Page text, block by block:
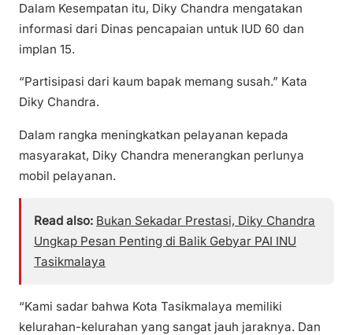
Dalam Kesempatan itu, Diky Chandra mengatakan
informasi dari Dinas pencapaian untuk IUD 60 dan
implan 15.
“Partisipasi dari kaum bapak memang susah.” Kata
Diky Chandra.
Dalam rangka meningkatkan pelayanan kepada
masyarakat, Diky Chandra menerangkan perlunya
mobil pelayanan.
Read also: Bukan Sekadar Prestasi, Diky Chandra
Ungkap Pesan Penting di Balik Gebyar PAI INU
Tasikmalaya
“Kami sadar bahwa Kota Tasikmalaya memiliki
kelurahan-kelurahan yang sangat jauh jaraknya. Dan